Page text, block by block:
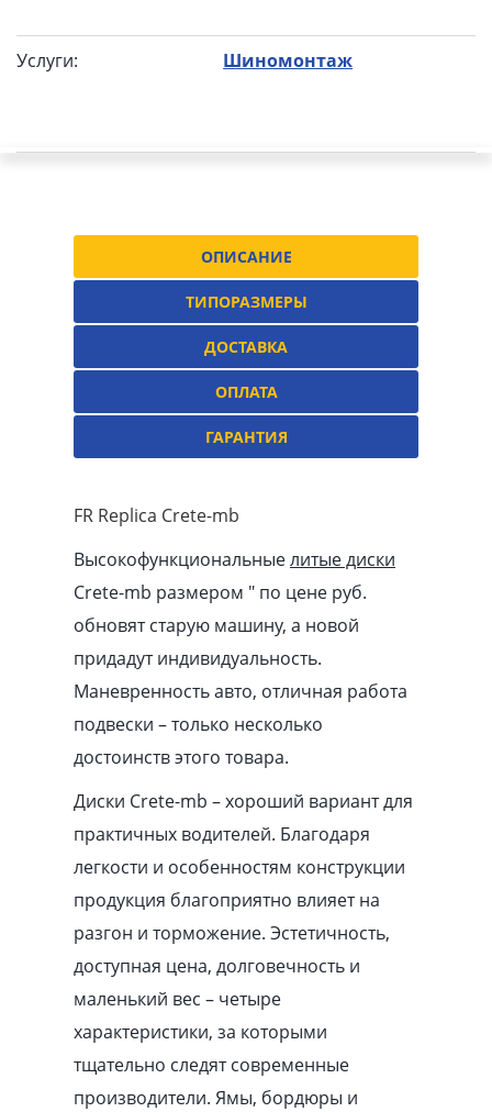
Услуги: Шиномонтаж
ОПИСАНИЕ
ТИПОРАЗМЕРЫ
ДОСТАВКА
ОПЛАТА
ГАРАНТИЯ
FR Replica Crete-mb
Высокофункциональныелитые диски
Crete-mb размером ″ по цене руб.
обновят старую машину, а новой
придадут индивидуальность.
Маневренность авто, отличная работа
подвески – только несколько
достоинств этого товара.
Диски Crete-mb – хороший вариант для
практичных водителей. Благодаря
легкости и особенностям конструкции
продукция благоприятно влияет на
разгон и торможение. Эстетичность,
доступная цена, долговечность и
маленький вес – четыре
характеристики, за которыми
тщательно следят современные
производители. Ямы, бордюры и